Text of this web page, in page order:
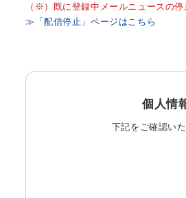
（※）既に登録中メールニュースの
≫「配信停止」ページはこちら
個人情
下記をご確認い